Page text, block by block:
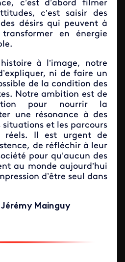
c’est d’abord filmer
c’est saisir des
désirs qui peuvent à
en énergie
à l’image, notre
ni de faire un
de la condition des
Notre ambition est de
pour nourrir la
une résonance à des
situations et les parcours
réels. Il est urgent de
de réfléchir à leur
pour qu’aucun des
au monde aujourd’hui
d’être seul dans
Mainguy